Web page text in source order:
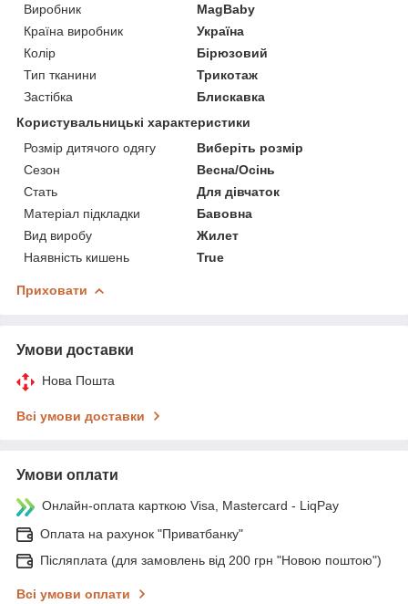
Виробник
MagBaby
Країна виробник
Україна
Колір
Бірюзовий
Тип тканини
Трикотаж
Застібка
Блискавка
Користувальницькі характеристики
Розмір дитячого одягу
Виберіть розмір
Сезон
Весна/Осінь
Стать
Для дівчаток
Матеріал підкладки
Бавовна
Вид виробу
Жилет
Наявність кишень
True
Приховати
Умови доставки
Нова Пошта
Всі умови доставки
Умови оплати
Онлайн-оплата карткою Visa, Mastercard - LiqPay
Оплата на рахунок "Приватбанку"
Післяплата (для замовлень від 200 грн "Новою поштою")
Всі умови оплати